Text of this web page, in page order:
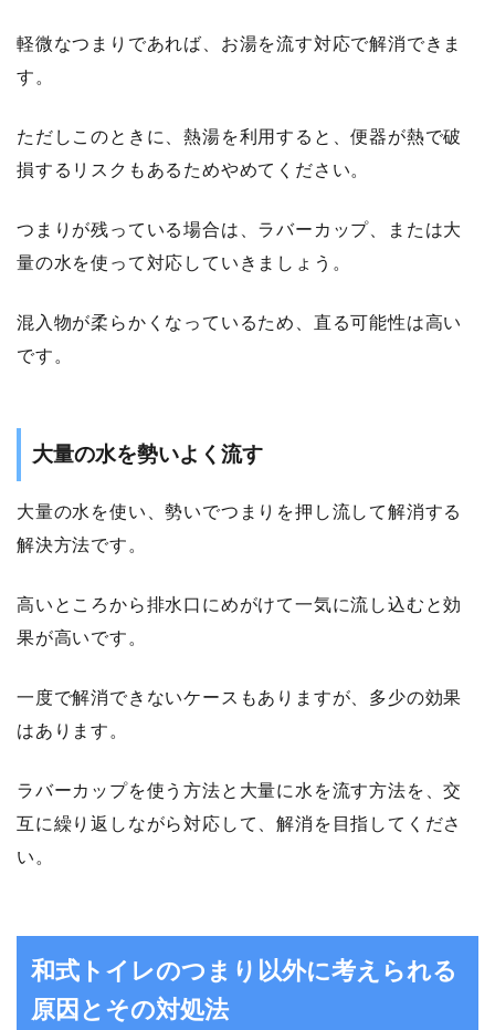
軽微なつまりであれば、お湯を流す対応で解消できま
す。
ただしこのときに、熱湯を利用すると、便器が熱で破
損するリスクもあるためやめてください。
つまりが残っている場合は、ラバーカップ、または大
量の水を使って対応していきましょう。
混入物が柔らかくなっているため、直る可能性は高い
です。
大量の水を勢いよく流す
大量の水を使い、勢いでつまりを押し流して解消する
解決方法です。
高いところから排水口にめがけて一気に流し込むと効
果が高いです。
一度で解消できないケースもありますが、多少の効果
はあります。
ラバーカップを使う方法と大量に水を流す方法を、交
互に繰り返しながら対応して、解消を目指してくださ
い。
和式トイレのつまり以外に考えられる
原因とその対処法